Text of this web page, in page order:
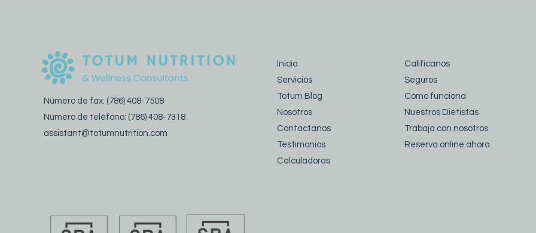
Número de fax: (786) 408-7508
Número de teléfono: (786) 408-7318
assistant@totumnutrition.com
Inicio
Servicios
Totum Blog
Nosotros
Contactanos
Testimonios
Calculadoras
Calificanos
Seguros
Cómo funciona
Nuestros Dietistas
Trabaja con nosotros
Reserva online ahora